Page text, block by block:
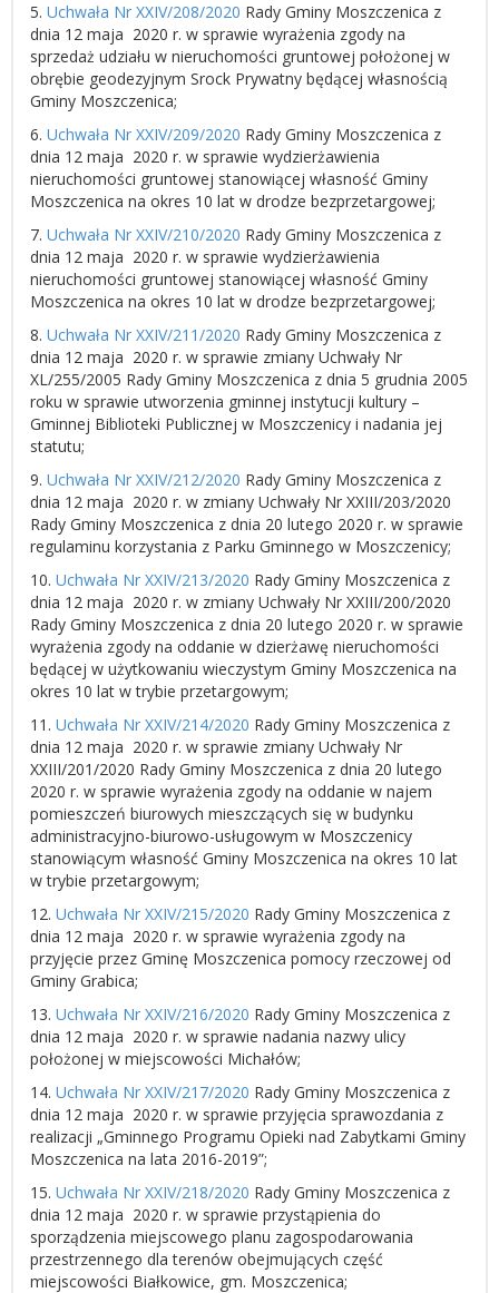
5. Uchwała Nr XXIV/208/2020 Rady Gminy Moszczenica z
dnia 12 maja 2020 r. w sprawie wyrażenia zgody na
sprzedaż udziału w nieruchomości gruntowej położonej w
obrębie geodezyjnym Srock Prywatny będącej własnością
Gminy Moszczenica;
6. Uchwała Nr XXIV/209/2020 Rady Gminy Moszczenica z
dnia 12 maja 2020 r. w sprawie wydzierżawienia
nieruchomości gruntowej stanowiącej własność Gminy
Moszczenica na okres 10 lat w drodze bezprzetargowej;
7. Uchwała Nr XXIV/210/2020 Rady Gminy Moszczenica z
dnia 12 maja 2020 r. w sprawie wydzierżawienia
nieruchomości gruntowej stanowiącej własność Gminy
Moszczenica na okres 10 lat w drodze bezprzetargowej;
8. Uchwała Nr XXIV/211/2020 Rady Gminy Moszczenica z
dnia 12 maja 2020 r. w sprawie zmiany Uchwały Nr
XL/255/2005 Rady Gminy Moszczenica z dnia 5 grudnia 2005
roku w sprawie utworzenia gminnej instytucji kultury –
Gminnej Biblioteki Publicznej w Moszczenicy i nadania jej
statutu;
9. Uchwała Nr XXIV/212/2020 Rady Gminy Moszczenica z
dnia 12 maja 2020 r. w zmiany Uchwały Nr XXIII/203/2020
Rady Gminy Moszczenica z dnia 20 lutego 2020 r. w sprawie
regulaminu korzystania z Parku Gminnego w Moszczenicy;
10. Uchwała Nr XXIV/213/2020 Rady Gminy Moszczenica z
dnia 12 maja 2020 r. w zmiany Uchwały Nr XXIII/200/2020
Rady Gminy Moszczenica z dnia 20 lutego 2020 r. w sprawie
wyrażenia zgody na oddanie w dzierżawę nieruchomości
będącej w użytkowaniu wieczystym Gminy Moszczenica na
okres 10 lat w trybie przetargowym;
11. Uchwała Nr XXIV/214/2020 Rady Gminy Moszczenica z
dnia 12 maja 2020 r. w sprawie zmiany Uchwały Nr
XXIII/201/2020 Rady Gminy Moszczenica z dnia 20 lutego
2020 r. w sprawie wyrażenia zgody na oddanie w najem
pomieszczeń biurowych mieszczących się w budynku
administracyjno-biurowo-usługowym w Moszczenicy
stanowiącym własność Gminy Moszczenica na okres 10 lat
w trybie przetargowym;
12. Uchwała Nr XXIV/215/2020 Rady Gminy Moszczenica z
dnia 12 maja 2020 r. w sprawie wyrażenia zgody na
przyjęcie przez Gminę Moszczenica pomocy rzeczowej od
Gminy Grabica;
13. Uchwała Nr XXIV/216/2020 Rady Gminy Moszczenica z
dnia 12 maja 2020 r. w sprawie nadania nazwy ulicy
położonej w miejscowości Michałów;
14. Uchwała Nr XXIV/217/2020 Rady Gminy Moszczenica z
dnia 12 maja 2020 r. w sprawie przyjęcia sprawozdania z
realizacji „Gminnego Programu Opieki nad Zabytkami Gminy
Moszczenica na lata 2016-2019”;
15. Uchwała Nr XXIV/218/2020 Rady Gminy Moszczenica z
dnia 12 maja 2020 r. w sprawie przystąpienia do
sporządzenia miejscowego planu zagospodarowania
przestrzennego dla terenów obejmujących część
miejscowości Białkowice, gm. Moszczenica;